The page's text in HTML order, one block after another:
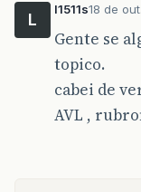
L
l1511s18 de
Gente se
topico.
cabei de
AVL ,